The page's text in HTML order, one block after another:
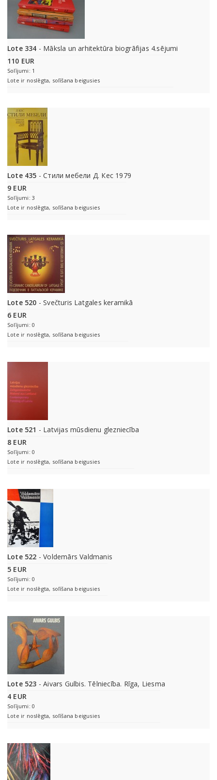
Lote 334 - Māksla un arhitektūra biogrāfijas 4.sējumi
110 EUR
Solījumi: 1
Lote ir noslēgta, solīšana beigusies
Lote 435 - Стили мебели Д. Кес 1979
9 EUR
Solījumi: 3
Lote ir noslēgta, solīšana beigusies
Lote 520 - Svečturis Latgales keramikā
6 EUR
Solījumi: 0
Lote ir noslēgta, solīšana beigusies
Lote 521 - Latvijas mūsdienu glezniecība
8 EUR
Solījumi: 0
Lote ir noslēgta, solīšana beigusies
Lote 522 - Voldemārs Valdmanis
5 EUR
Solījumi: 0
Lote ir noslēgta, solīšana beigusies
Lote 523 - Aivars Gulbis. Tēlniecība. Rīga, Liesma
4 EUR
Solījumi: 0
Lote ir noslēgta, solīšana beigusies